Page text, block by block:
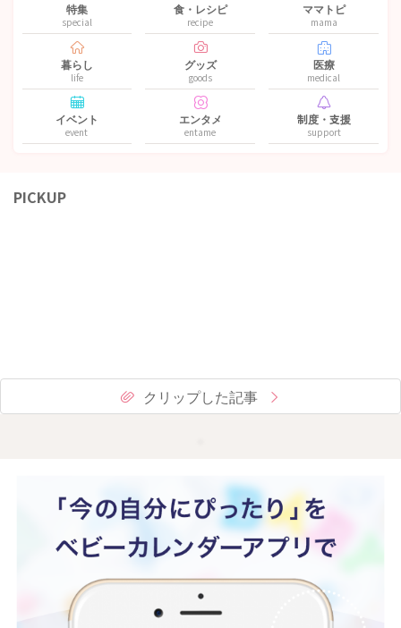
特集
special
食・レシピ
recipe
ママトピ
mama
暮らし
life
グッズ
goods
医療
medical
イベント
event
エンタメ
entame
制度・支援
support
PICKUP
クリップした記事